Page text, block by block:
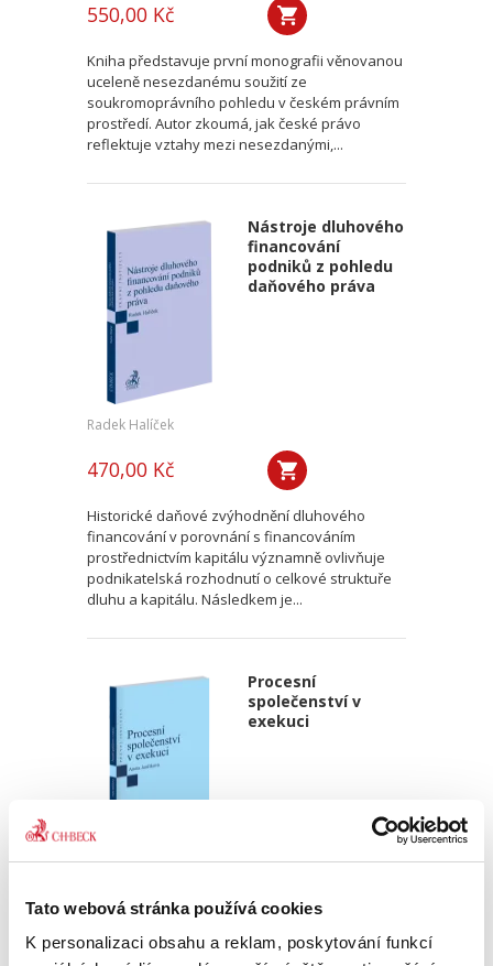
Tato webová stránka používá cookies
K personalizaci obsahu a reklam, poskytování funkcí
550,00 Kč
Kniha představuje první monografii věnovanou
uceleně nesezdanému soužití ze
soukromoprávního pohledu v českém právním
prostředí. Autor zkoumá, jak české právo
reflektuje vztahy mezi nesezdanými,...
Nástroje dluhového
financování
podniků z pohledu
daňového práva
Radek Halíček
470,00 Kč
Historické daňové zvýhodnění dluhového
financování v porovnání s financováním
prostřednictvím kapitálu významně ovlivňuje
podnikatelská rozhodnutí o celkové struktuře
dluhu a kapitálu. Následkem je...
Procesní
společenství v
exekuci